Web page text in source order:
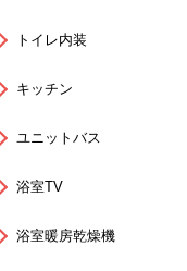
トイレ内装
キッチン
ユニットバス
浴室TV
浴室暖房乾燥機